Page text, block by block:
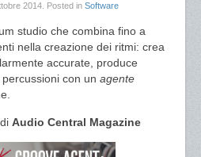
2014 . Posted in Software
studio che combina fino a
nella creazione dei ritmi: crea
accurate, produce
con un agente
di Audio Central Magazine